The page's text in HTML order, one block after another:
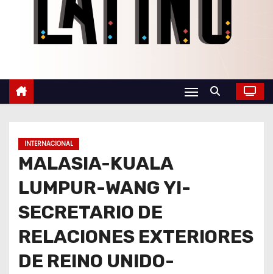
INTERNACIONAL
MALASIA-KUALA
LUMPUR-WANG YI-
SECRETARIO DE
RELACIONES EXTERIORES
DE REINO UNIDO-